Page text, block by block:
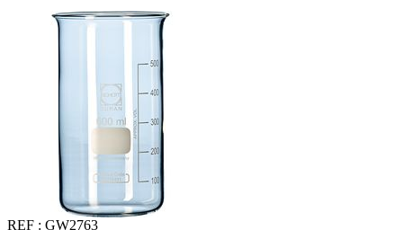
REF : GW2763